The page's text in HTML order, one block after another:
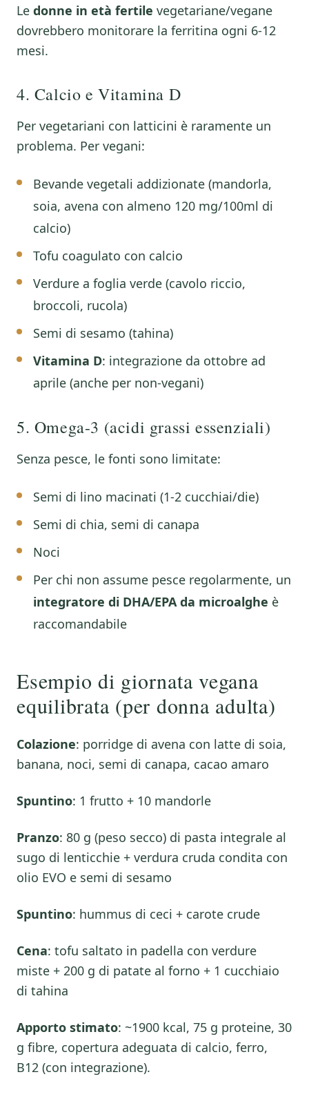
Le donne in età fertile vegetariane/vegane
dovrebbero monitorare la ferritina ogni 6-12
mesi.
4. Calcio e Vitamina D
Per vegetariani con latticini è raramente un
problema. Per vegani:
Bevande vegetali addizionate (mandorla,
soia, avena con almeno 120 mg/100ml di
calcio)
Tofu coagulato con calcio
Verdure a foglia verde (cavolo riccio,
broccoli, rucola)
Semi di sesamo (tahina)
Vitamina D: integrazione da ottobre ad
aprile (anche per non-vegani)
5. Omega-3 (acidi grassi essenziali)
Senza pesce, le fonti sono limitate:
Semi di lino macinati (1-2 cucchiai/die)
Semi di chia, semi di canapa
Noci
Per chi non assume pesce regolarmente, un
integratore di DHA/EPA da microalghe è
raccomandabile
Esempio di giornata vegana
equilibrata (per donna adulta)
Colazione: porridge di avena con latte di soia,
banana, noci, semi di canapa, cacao amaro
Spuntino: 1 frutto + 10 mandorle
Pranzo: 80 g (peso secco) di pasta integrale al
sugo di lenticchie + verdura cruda condita con
olio EVO e semi di sesamo
Spuntino: hummus di ceci + carote crude
Cena: tofu saltato in padella con verdure
miste + 200 g di patate al forno + 1 cucchiaio
di tahina
Apporto stimato: ~1900 kcal, 75 g proteine, 30
g fibre, copertura adeguata di calcio, ferro,
B12 (con integrazione).